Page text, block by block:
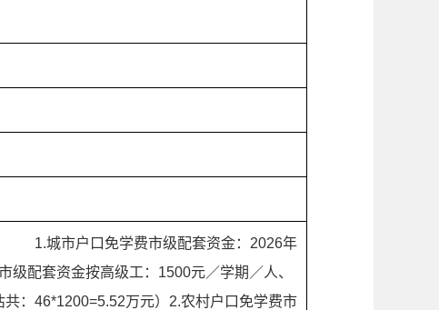
1.城市户口免学费市级配套资金：2026年
配套资金按高级工：1500元／学期／人、
：46*1200=5.52万元）2.农村户口免学费市